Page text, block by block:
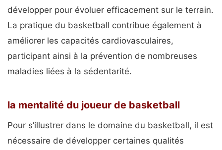
développer pour évoluer efficacement sur le terrain.
La pratique du basketball contribue également à
améliorer les capacités cardiovasculaires,
participant ainsi à la prévention de nombreuses
maladies liées à la sédentarité.
la mentalité du joueur de basketball
Pour s’illustrer dans le domaine du basketball, il est
nécessaire de développer certaines qualités